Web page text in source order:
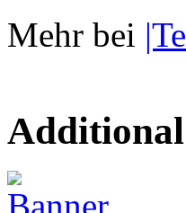
Mehr bei